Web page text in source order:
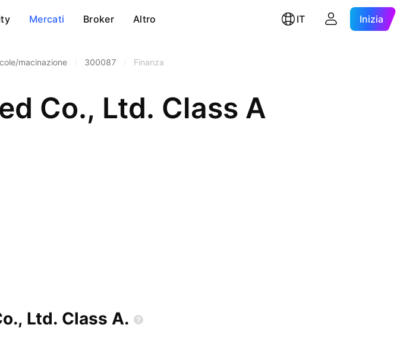
Mercati Broker Altro IT Inizia
macinazione 300087 Finanza
Co., Ltd. Class A
Ltd. Class A.